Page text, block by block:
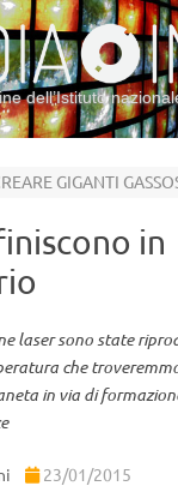
dell’Istituto
in
laser sono state
che
in via di
23/01/2015